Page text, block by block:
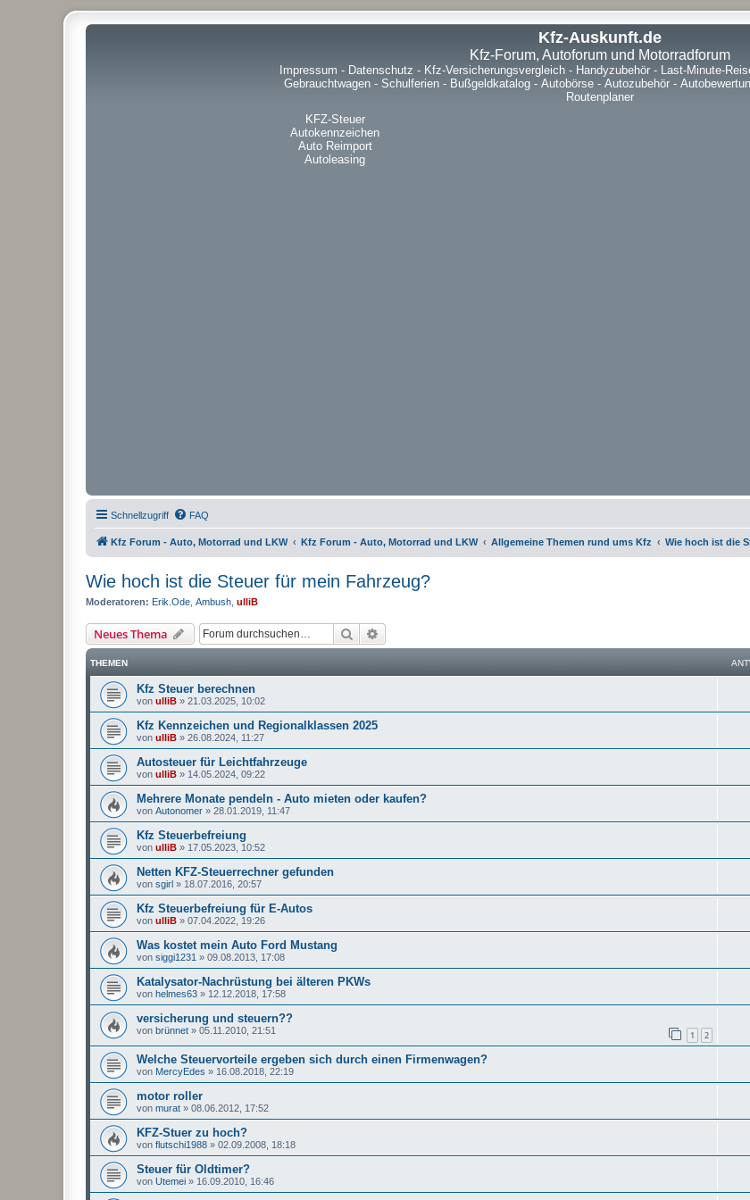
Kfz-Auskunft.de
Kfz-Forum, Autoforum und Motorradforum
Impressum - Datenschutz - Kfz-Versicherungsvergleich- Handyzubehör- Last-Minute-
Gebrauchtwagen - Schulferien - Bußgeldkatalog - Autobörse - Autozubehör -
Routenplaner
KFZ-Steuer
Autokennzeichen
Auto Reimport
Autoleasing
Schnellzugriff FAQ
Kfz Forum - Auto, Motorrad und LKW Kfz Forum - Auto, Motorrad und LKW Allgemeine Themen rund ums Kfz Wie hoch ist die
Wie hoch ist die Steuer für mein Fahrzeug?
Moderatoren: Erik.Ode Ambush ulliB
Neues Thema Suche
THEMEN
Kfz Steuer berechnen
von ulliB » 21.03.2025, 10:02
Kfz Kennzeichen und Regionalklassen 2025
von ulliB » 26.08.2024, 11:27
Autosteuer für Leichtfahrzeuge
von ulliB » 14.05.2024, 09:22
Mehrere Monate pendeln - Auto mieten oder kaufen?
von Autonomer » 28.01.2019, 11:47
Kfz Steuerbefreiung
von ulliB » 17.05.2023, 10:52
Netten KFZ-Steuerrechner gefunden
von sgirl » 18.07.2016, 20:57
Kfz Steuerbefreiung für E-Autos
von ulliB » 07.04.2022, 19:26
Was kostet mein Auto Ford Mustang
von siggi1231 » 09.08.2013, 17:08
Katalysator-Nachrüstung bei älteren PKWs
von helmes63 » 12.12.2018, 17:58
versicherung und steuern??
von brünnet » 05.11.2010, 21:51 1 2
Welche Steuervorteile ergeben sich durch einen Firmenwagen?
von MercyEdes » 16.08.2018, 22:19
motor roller
von murat » 08.06.2012, 17:52
KFZ-Stuer zu hoch?
von flutschi1988 » 02.09.2008, 18:18
Steuer für Oldtimer?
von Utemei » 16.09.2010, 16:46